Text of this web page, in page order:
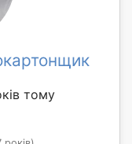
тому